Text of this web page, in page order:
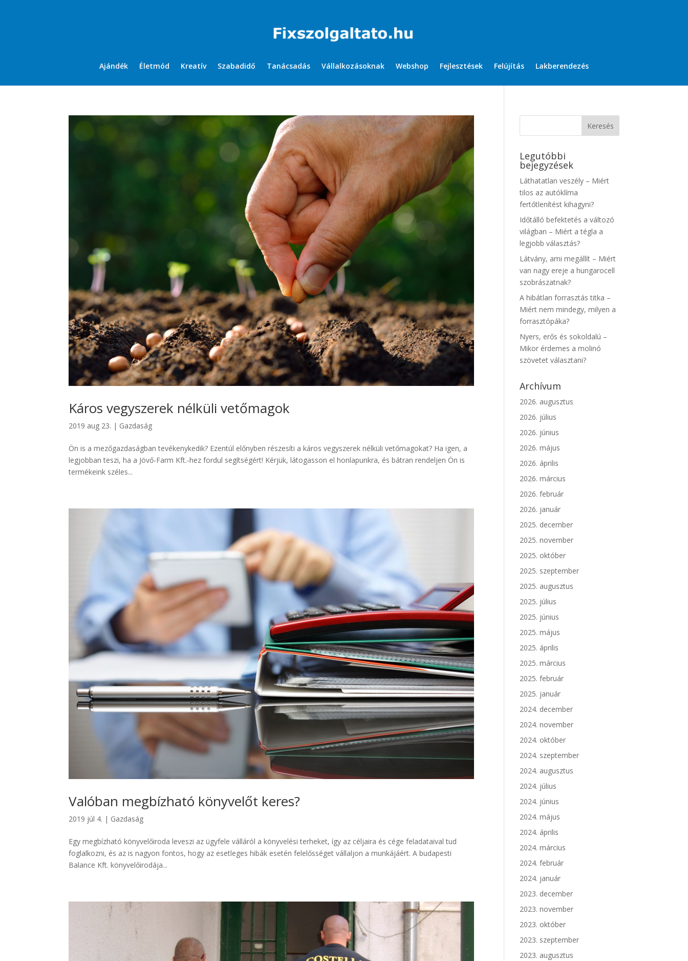
Ajándék Életmód Kreatív Szabadidő Tanácsadás Vállalkozásoknak Webshop Fejlesztések Felújítás Lakberendezés
Káros vegyszerek nélküli vetőmagok
2019 aug 23. | Gazdaság
Ön is a mezőgazdaságban tevékenykedik? Ezentúl előnyben részesíti a káros vegyszerek nélküli vetőmagokat? Ha igen, a
legjobban teszi, ha a Jövő-Farm Kft.-hez fordul segítségért! Kérjük, látogasson el honlapunkra, és bátran rendeljen Ön is
termékeink széles...
Valóban megbízható könyvelőt keres?
2019 júl 4. | Gazdaság
Egy megbízható könyvelőiroda leveszi az ügyfele válláról a könyvelési terheket, így az céljaira és cége feladataival tud
foglalkozni, és az is nagyon fontos, hogy az esetleges hibák esetén felelősséget vállaljon a munkájáért. A budapesti
Balance Kft. könyvelőirodája...
Legutóbbi
bejegyzések
Láthatatlan veszély – Miért
tilos az autóklíma
fertőtlenítést kihagyni?
Időtálló befektetés a változó
világban – Miért a tégla a
legjobb választás?
Látvány, ami megállít – Miért
van nagy ereje a hungarocell
szobrászatnak?
A hibátlan forrasztás titka –
Miért nem mindegy, milyen a
forrasztópáka?
Nyers, erős és sokoldalú –
Mikor érdemes a molinó
szövetet választani?
Archívum
2026. augusztus
2026. július
2026. június
2026. május
2026. április
2026. március
2026. február
2026. január
2025. december
2025. november
2025. október
2025. szeptember
2025. augusztus
2025. július
2025. június
2025. május
2025. április
2025. március
2025. február
2025. január
2024. december
2024. november
2024. október
2024. szeptember
2024. augusztus
2024. július
2024. június
2024. május
2024. április
2024. március
2024. február
2024. január
2023. december
2023. november
2023. október
2023. szeptember
2023. augusztus